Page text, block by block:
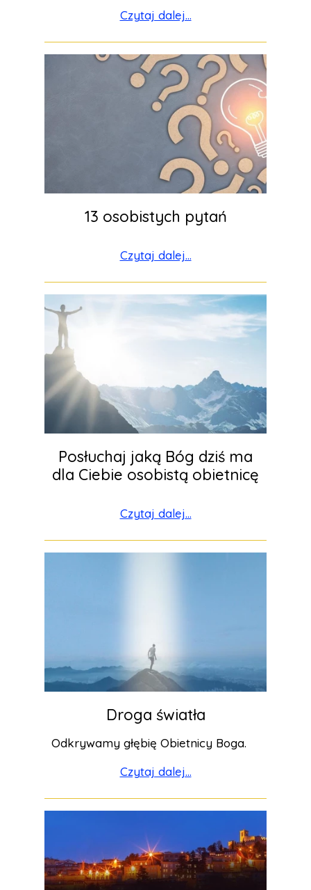
Czytaj dalej...
13 osobistych pytań
Czytaj dalej...
Posłuchaj jaką Bóg dziś ma
dla Ciebie osobistą obietnicę
Czytaj dalej...
Droga światła
Odkrywamy głębię Obietnicy Boga.
Czytaj dalej...